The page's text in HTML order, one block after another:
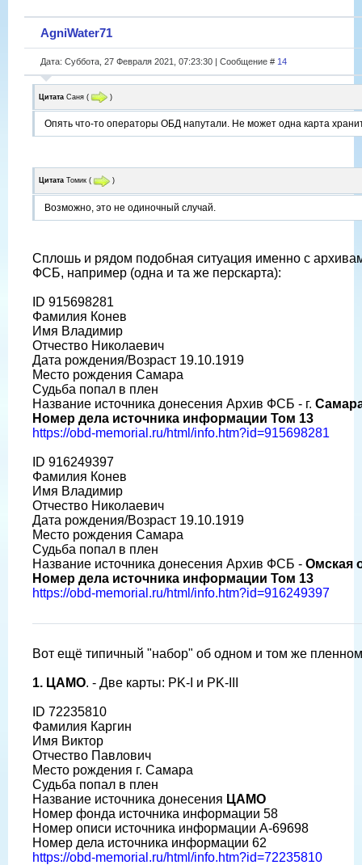
AgniWater71
Дата: Суббота, 27 Февраля 2021, 07:23:30 | Сообщение # 14
Цитата Саня ( )
Опять что-то операторы ОБД напутали. Не может одна карта
Цитата Томик ( )
Возможно, это не одиночный случай.
Сплошь и рядом подобная ситуация именно с
ФСБ, например (одна и та же перскарта):
ID 915698281
Фамилия Конев
Имя Владимир
Отчество Николаевич
Дата рождения/Возраст 19.10.1919
Место рождения Самара
Судьба попал в плен
Название источника донесения Архив ФСБ - г.
Номер дела источника информации Том 13
https://obd-memorial.ru/html/info.htm?id=915698281
ID 916249397
Фамилия Конев
Имя Владимир
Отчество Николаевич
Дата рождения/Возраст 19.10.1919
Место рождения Самара
Судьба попал в плен
Название источника донесения Архив ФСБ - Омская
Номер дела источника информации Том 13
https://obd-memorial.ru/html/info.htm?id=916249397
Вот ещё типичный "набор" об одном и том же
1. ЦАМО. - Две карты: PK-I и PK-III
ID 72235810
Фамилия Каргин
Имя Виктор
Отчество Павлович
Место рождения г. Самара
Судьба попал в плен
Название источника донесения ЦАМО
Номер фонда источника информации 58
Номер описи источника информации A-69698
Номер дела источника информации 62
https://obd-memorial.ru/html/info.htm?id=72235810